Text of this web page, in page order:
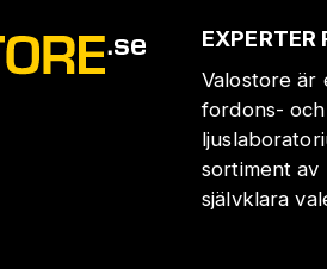
EXPERTER
Valostore är
fordons-
sortiment av
självklara